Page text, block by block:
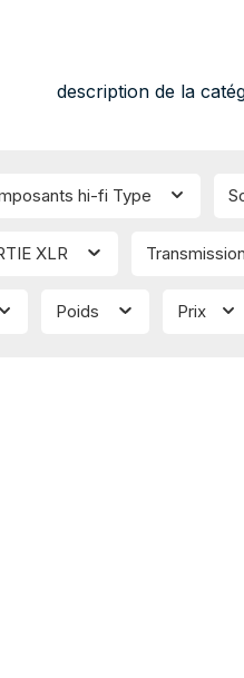
description de la
hi-fi Type
XLR
Poids Prix